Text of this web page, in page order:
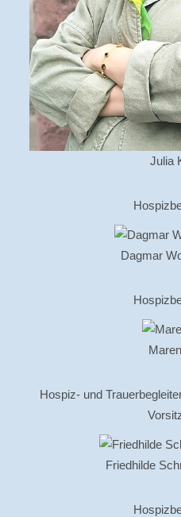
Julia
Dagmar
Hospiz- und
Friedhilde